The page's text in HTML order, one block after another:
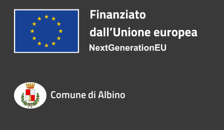
Comune di Albino